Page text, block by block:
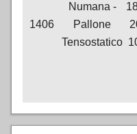
1406
Numana -
Pallone
Tensostatico